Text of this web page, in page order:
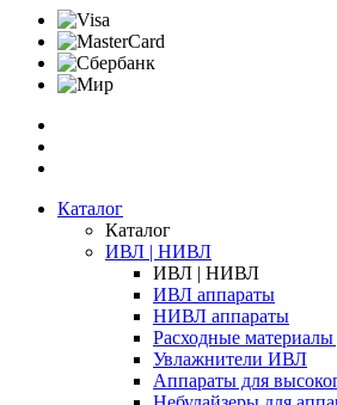
Каталог
Каталог
ИВЛ | НИВЛ
ИВЛ | НИВЛ
ИВЛ аппараты
НИВЛ аппараты
Расходные
Увлажнители ИВЛ
Аппараты для